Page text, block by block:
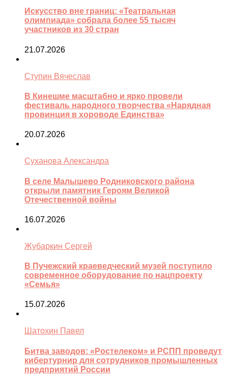
Искусство вне границ: «Театральная
олимпиада» собрала более 55 тысяч
участников из 30 стран
21.07.2026
Ступин Вячеслав
В Кинешме масштабно и ярко провели
фестиваль народного творчества «Нарядная
провинция в хороводе Единства»
20.07.2026
Суханова Александра
В селе Малышево Родниковского района
открыли памятник Героям Великой
Отечественной войны
16.07.2026
Жубаркин Сергей
В Пучежский краеведческий музей поступило
современное оборудование по нацпроекту
«Семья»
15.07.2026
Шатохин Павел
Битва заводов: «Ростелеком» и РСПП проведут
кибертурнир для сотрудников промышленных
предприятий России